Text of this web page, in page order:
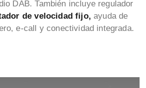
DAB. También incluye regulador
de velocidad fijo, ayuda de
e-call y conectividad integrada.